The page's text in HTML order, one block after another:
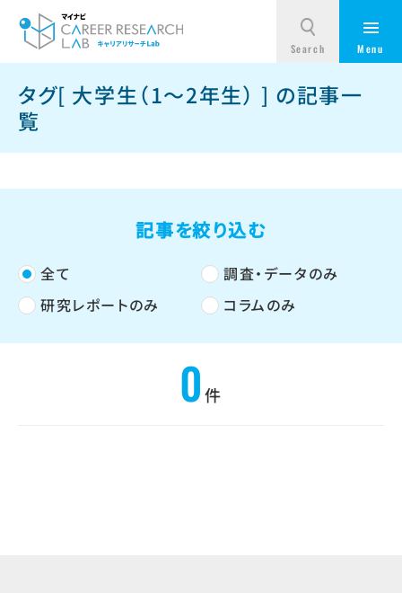
タグ[ 大学生（1～2年生） ] の記事一
覧
記事を絞り込む
全て
調査・データのみ
研究レポートのみ
コラムのみ
0件